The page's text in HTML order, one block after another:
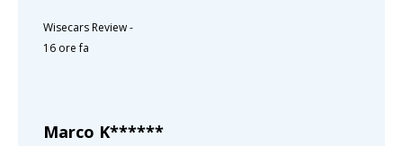
Wisecars Review-
16 ore fa
Marco K******